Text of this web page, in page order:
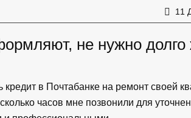
11
не нужно долго
в Почтабанке на ремонт своей
часов мне позвонили для